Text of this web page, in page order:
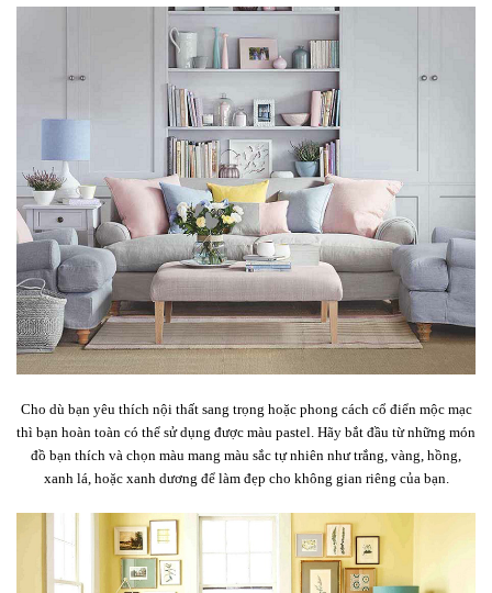
Cho dù bạn yêu thích nội thất sang trọng hoặc phong cách cổ điển mộc mạc
thì bạn hoàn toàn có thể sử dụng được màu pastel. Hãy bắt đầu từ những món
đồ bạn thích và chọn màu mang màu sắc tự nhiên như trắng, vàng, hồng,
xanh lá, hoặc xanh dương để làm đẹp cho không gian riêng của bạn.